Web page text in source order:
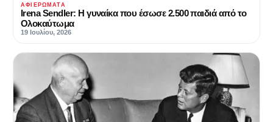
ΑΦΙΕΡΏΜΑΤΑ
Irena Sendler‎‎: Η γυναίκα που έσωσε 2.500 παιδιά από το
Ολοκαύτωμα
19 Ιουλίου, 2026